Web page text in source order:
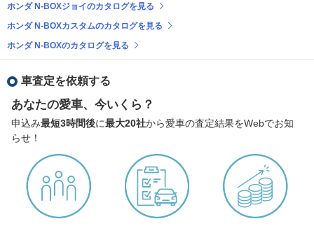
ホンダ N-BOXジョイのカタログを見る
ホンダ N-BOXカスタムのカタログを見る
ホンダ N-BOXのカタログを見る
車査定を依頼する
あなたの愛車、今いくら？
申込み最短3時間後に最大20社から愛車の査定結果をWebでお知
らせ！